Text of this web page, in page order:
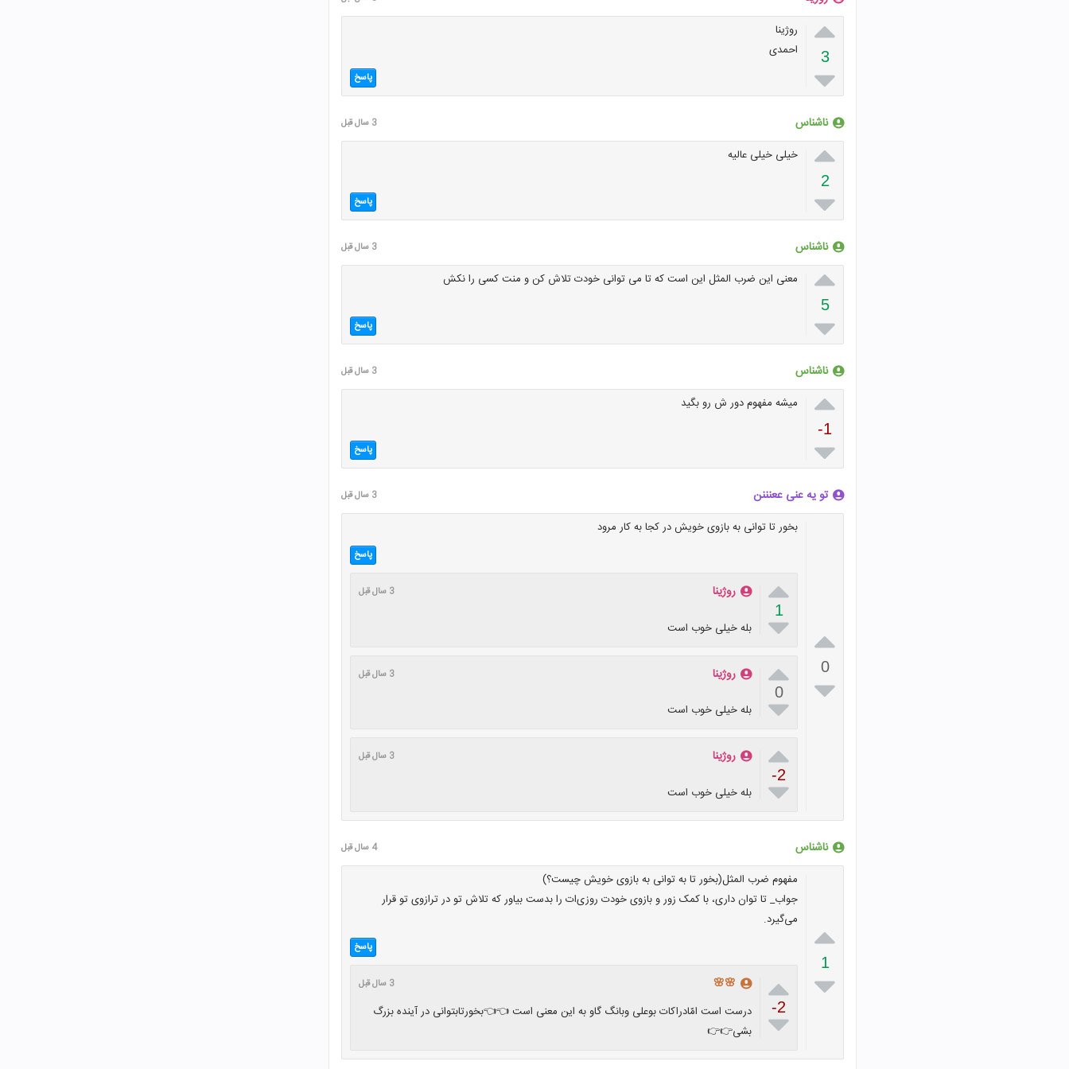

3

روژینا
احمدی
پاسخ
ناشناس 3 سال قبل

2

خیلی خیلی عالیه
پاسخ
ناشناس 3 سال قبل

5

معنی این ضرب المثل این است که تا می توانی خودت تلاش کن و منت کسی را نکش
پاسخ
ناشناس 3 سال قبل

-1

میشه مفهوم دور ش رو بگید
پاسخ
تو یه عنی ععنننن 3 سال قبل

0

بخور تا توانی به بازوی خویش در کجا به کار مرود
پاسخ

1

روژینا 3 سال قبل
بله خیلی خوب است

0

روژینا 3 سال قبل
بله خیلی خوب است

-2

روژینا 3 سال قبل
بله خیلی خوب است
ناشناس 4 سال قبل

1

مفهوم ضرب المثل(بخور تا به توانی به بازوی خویش چیست؟)
جواب_ تا توان داری، با کمک زور و بازوی خودت روزی‌ات را بدست بیاور که تلاش تو در ترازوی تو قرار
می‌گیرد.
پاسخ

-2

🌸🌸 3 سال قبل
درست است امّادراکات بوعلی وبانگ گاو به این معنی است 👈👈بخورتابتوانی در آینده بزرگ
بشی👉👉